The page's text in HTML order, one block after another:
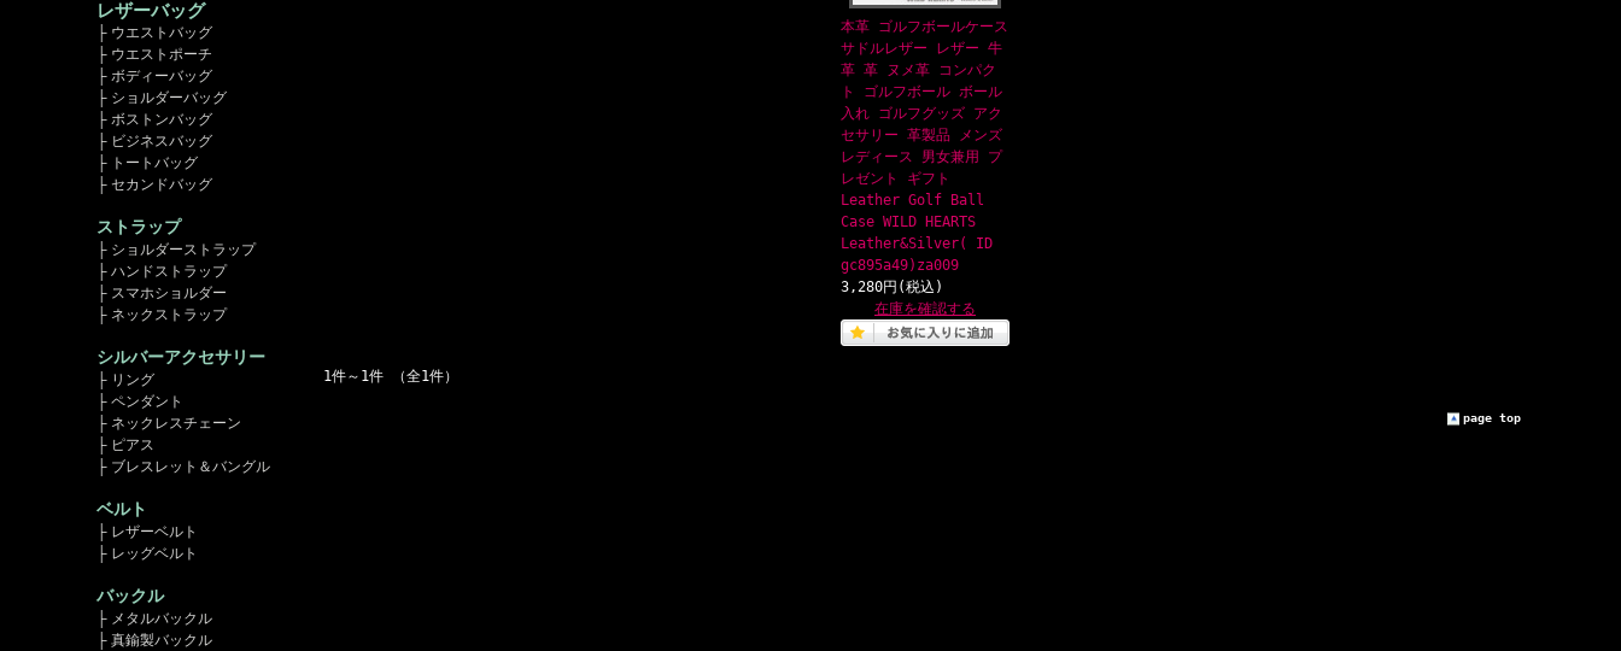
レザーバッグ
├ ウエストバッグ
├ ウエストポーチ
├ ボディーバッグ
├ ショルダーバッグ
├ ボストンバッグ
├ ビジネスバッグ
├ トートバッグ
├ セカンドバッグ
ストラップ
├ ショルダーストラップ
├ ハンドストラップ
├ スマホショルダー
├ ネックストラップ
シルバーアクセサリー
├ リング
├ ペンダント
├ ネックレスチェーン
├ ピアス
├ ブレスレット＆バングル
ベルト
├ レザーベルト
├ レッグベルト
バックル
├ メタルバックル
├ 真鍮製バックル
本革 ゴルフボールケース
サドルレザー レザー 牛
革 革 ヌメ革 コンパク
ト ゴルフボール ボール
入れ ゴルフグッズ アク
セサリー 革製品 メンズ
レディース 男女兼用 プ
レゼント ギフト
Leather Golf Ball
Case WILD HEARTS
Leather&Silver( ID
gc895a49)za009
3,280円(税込)
在庫を確認する
1件～1件 （全1件）
page top